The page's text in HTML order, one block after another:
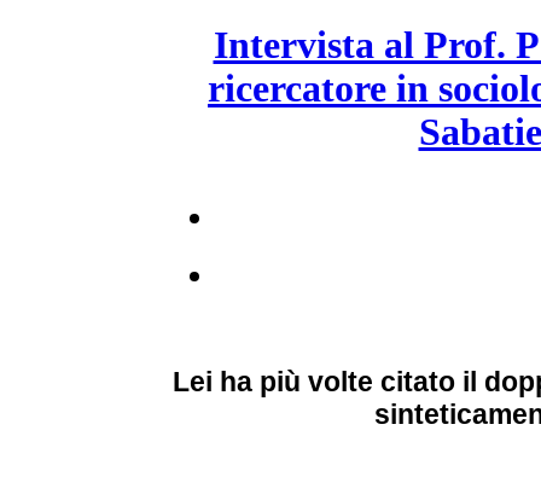
Intervista al Prof.
ricercatore in
Lei ha più volte citato il